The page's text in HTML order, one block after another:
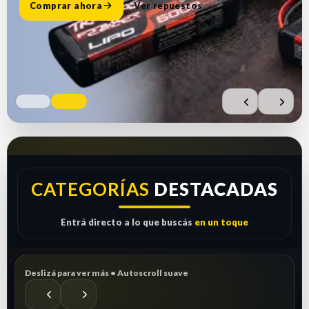
Comprar ahora Ver repuestos
CATEGORÍAS DESTACADAS
Entrá directo a lo que buscás en un toque
Deslizá para ver más • Autoscroll suave